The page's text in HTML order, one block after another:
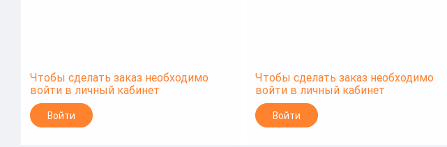
Чтобы сделать заказ необходимо
войти в личный кабинет
Войти
Чтобы сделать заказ необходимо
войти в личный кабинет
Войти